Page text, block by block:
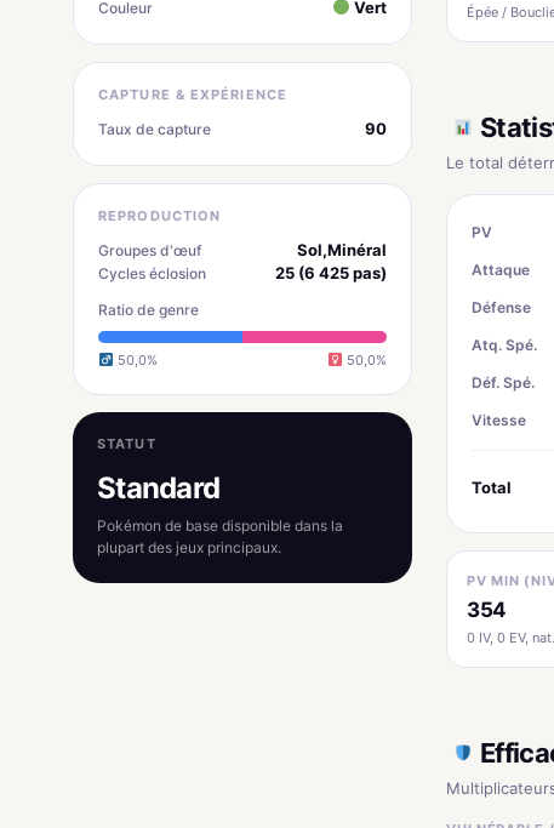
Couleur Vert
CAPTURE & EXPÉRIENCE
Taux de capture 90
REPRODUCTION
Groupes d'œuf Sol,Minéral
Cycles éclosion 25 (6 425 pas)
Ratio de genre
50,0% 50,0%
STATUT
Standard
Pokémon de base disponible dans la
plupart des jeux principaux.
Épée /
Le total
PV
Attaque
Défense
Atq. Spé.
Déf. Spé.
Vitesse
Total
PV MIN
354
0 IV, 0 EV,